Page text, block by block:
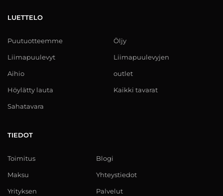
LUETTELO
Puutuotteemme
Liimapuulevyt
Aihio
Höylätty lauta
Sahatavara
Öljy
Liimapuulevyjen
outlet
Kaikki tavarat
TIEDOT
Toimitus
Maksu
Yrityksen
Blogi
Yhteystiedot
Palvelut